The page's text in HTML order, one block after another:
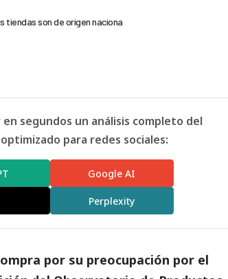
tiendas son de origen naciona
segundos un análisis completo del
para redes sociales:
Google AI
Perplexity
por su preocupación por el